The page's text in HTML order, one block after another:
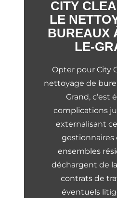
CITY
LE
BUREAUX
LE-
Opter pour City
nettoyage de
Grand, c’est
complications
externalisant
gestionnaires
ensembles
déchargent de
contrats de
éventuels